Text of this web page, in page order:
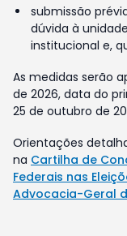
submissão
dúvida à
institucional e,
As medidas serão
de 2026, data do
25 de outubro de
Orientações
na Cartilha de
Federais nas
Advocacia-Geral